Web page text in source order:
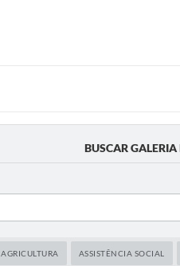
BUSCAR GALERIA
AGRICULTURA ASSISTÊNCIA SOCIAL